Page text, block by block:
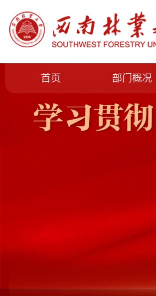
首页 部门概况